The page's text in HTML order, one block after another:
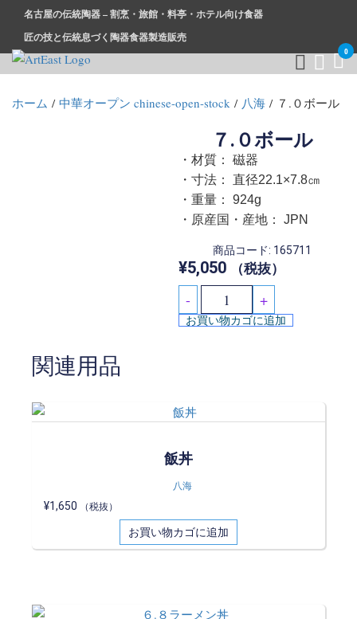
名古屋の伝統陶器 – 割烹・旅館・料亭・ホテル向け食器
匠の技と伝統息づく陶器食器製造販売
和食器・洋食器通販｜割烹・旅館・料亭・ホテル等業務用卸販
業務用から個人用まで、おしゃれでかわいい和食器・洋食器は
0
ホーム / 中華オープン chinese-open-stock / 八海 / ７.０ボール
７.０ボール
・材質： 磁器
・寸法： 直径22.1×7.8㎝
・重量： 924g
・原産国・産地： JPN
商品コード: 165711
¥5,050 （税抜）
- +
お買い物カゴに追加
関連用品
飯丼
八海
¥1,650 （税抜）
お買い物カゴに追加